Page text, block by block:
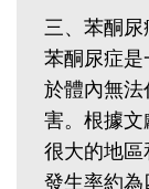
三、苯酮尿
苯酮尿症
於體內無
害。根據
很大的地
發生率約為